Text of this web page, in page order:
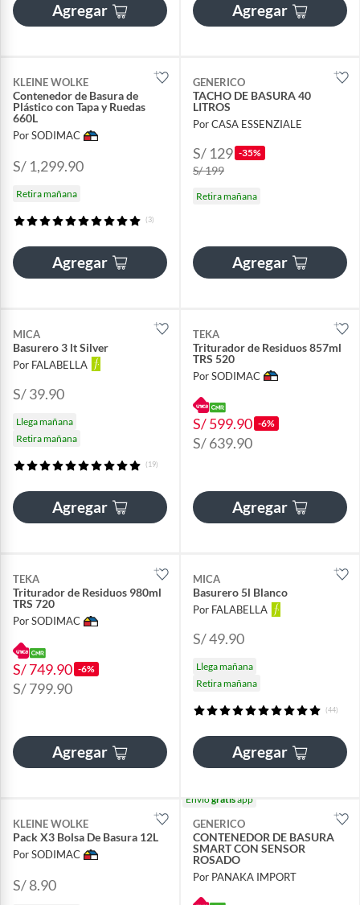
Agregar Agregar
KLEINE WOLKE
Contenedor de Basura de
Plástico con Tapa y Ruedas
660L
Por SODIMAC
S/ 1,299.90
Retira mañana
(3)
Agregar
GENERICO
TACHO DE BASURA 40
LITROS
Por CASA ESSENZIALE
S/ 129 -35%
S/ 199
Retira mañana
Agregar
MICA
Basurero 3 lt Silver
Por FALABELLA
S/ 39.90
Llega mañana
Retira mañana
(19)
Agregar
TEKA
Triturador de Residuos 857ml
TRS 520
Por SODIMAC
S/ 599.90 -6%
S/ 639.90
Agregar
TEKA
Triturador de Residuos 980ml
TRS 720
Por SODIMAC
S/ 749.90 -6%
S/ 799.90
Agregar
MICA
Basurero 5l Blanco
Por FALABELLA
S/ 49.90
Llega mañana
Retira mañana
(44)
Agregar
KLEINE WOLKE
Pack X3 Bolsa De Basura 12L
Por SODIMAC
S/ 8.90
Envíogratisapp
GENERICO
CONTENEDOR DE BASURA
SMART CON SENSOR
ROSADO
Por PANAKA IMPORT